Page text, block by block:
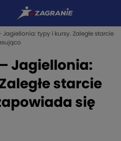
Jagiellonia: typy i kursy. Zaległe starcie
Jagiellonia:
starcie
się